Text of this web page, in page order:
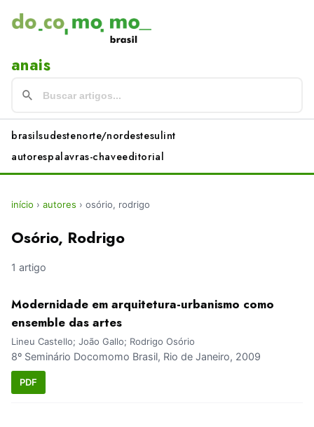
anais
brasilsudestenorte/nordestesulint
autorespalavras-chaveeditorial
início › autores › osório, rodrigo
Osório, Rodrigo
1 artigo
Modernidade em arquitetura-urbanismo como
ensemble das artes
Lineu Castello; João Gallo; Rodrigo Osório
8º Seminário Docomomo Brasil, Rio de Janeiro, 2009
PDF